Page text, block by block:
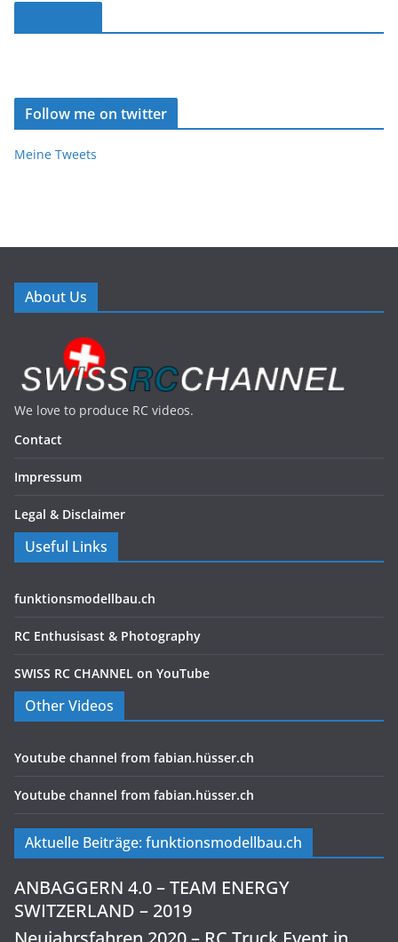
Follow me on twitter
Meine Tweets
About Us
We love to produce RC videos.
Contact
Impressum
Legal & Disclaimer
Useful Links
funktionsmodellbau.ch
RC Enthusisast & Photography
SWISS RC CHANNEL on YouTube
Other Videos
Youtube channel from fabian.hüsser.ch
Youtube channel from fabian.hüsser.ch
Aktuelle Beiträge: funktionsmodellbau.ch
ANBAGGERN 4.0 – TEAM ENERGY
SWITZERLAND – 2019